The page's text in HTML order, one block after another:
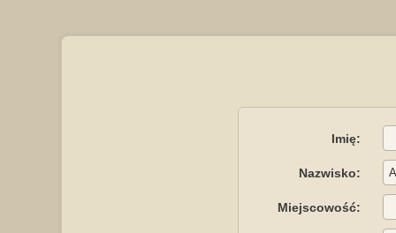
Imię:
Nazwisko:
Miejscowość: